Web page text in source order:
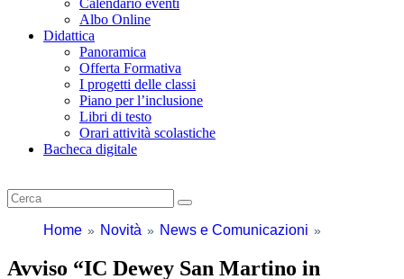
Albo Online
Didattica
Panoramica
Offerta Formativa
I progetti delle classi
Piano per l’inclusione
Libri di testo
Orari attività scolastiche
Bacheca digitale
Home Novità News e Comunicazioni
Avviso “IC Dewey San Martino in